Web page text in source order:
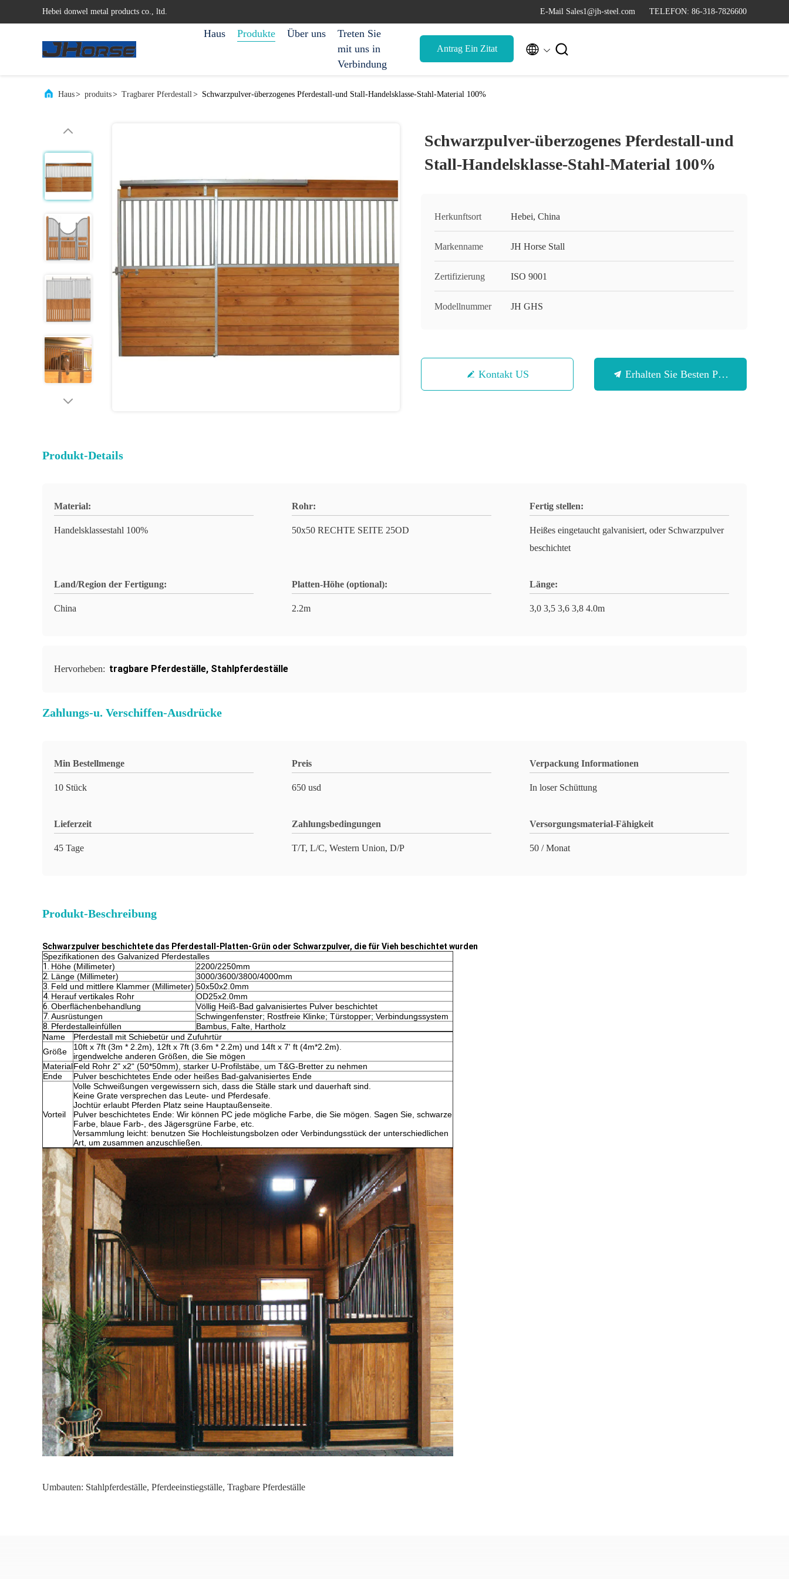
Hebei donwel metal products co., ltd. E-Mail Sales1@jh-steel.com TELEFON: 86-318-7826600
Haus Produkte Über uns
Treten Sie
mit uns in
Verbindung
Antrag Ein Zitat  
Haus> produits> Tragbarer Pferdestall> Schwarzpulver-überzogenes Pferdestall-und Stall-Handelsklasse-Stahl-Material 100%
Schwarzpulver-überzogenes Pferdestall-und
Stall-Handelsklasse-Stahl-Material 100%
Herkunftsort Hebei, China
Markenname JH Horse Stall
Zertifizierung ISO 9001
Modellnummer JH GHS
Kontakt US Erhalten Sie Besten Preis
Produkt-Details
Material:
Handelsklassestahl 100%
Rohr:
50x50 RECHTE SEITE 25OD
Fertig stellen:
Heißes eingetaucht galvanisiert, oder Schwarzpulver
beschichtet
Land/Region der Fertigung:
China
Platten-Höhe (optional):
2.2m
Länge:
3,0 3,5 3,6 3,8 4.0m
Hervorheben: tragbare Pferdeställe, Stahlpferdeställe
Zahlungs-u. Verschiffen-Ausdrücke
Min Bestellmenge
10 Stück
Preis
650 usd
Verpackung Informationen
In loser Schüttung
Lieferzeit
45 Tage
Zahlungsbedingungen
T/T, L/C, Western Union, D/P
Versorgungsmaterial-Fähigkeit
50 / Monat
Produkt-Beschreibung
Schwarzpulver beschichtete das Pferdestall-Platten-Grün oder Schwarzpulver, die für Vieh beschichtet wurden
Spezifikationen des Galvanized Pferdestalles
1. Höhe (Millimeter)
2200/2250mm
2. Länge (Millimeter)
3000/3600/3800/4000mm
3. Feld und mittlere Klammer (Millimeter) 50x50x2.0mm
4. Herauf vertikales Rohr
OD25x2.0mm
6. Oberflächenbehandlung
Völlig Heiß-Bad galvanisiertes Pulver beschichtet
7. Ausrüstungen
Schwingenfenster; Rostfreie Klinke; Türstopper; Verbindungssystem
8. Pferdestalleinfüllen
Bambus, Falte, Hartholz
Name
Pferdestall mit Schiebetür und Zufuhrtür
Größe
10ft x 7ft (3m * 2.2m), 12ft x 7ft (3.6m * 2.2m) und 14ft x 7' ft (4m*2.2m).
irgendwelche anderen Größen, die Sie mögen
MaterialFeld Rohr 2" x2“ (50*50mm), starker U-Profilstäbe, um T&G-Bretter zu nehmen
Ende
Pulver beschichtetes Ende oder heißes Bad-galvanisiertes Ende
Vorteil
Volle Schweißungen vergewissern sich, dass die Ställe stark und dauerhaft sind.
Keine Grate versprechen das Leute- und Pferdesafe.
Jochtür erlaubt Pferden Platz seine Hauptaußenseite.
Pulver beschichtetes Ende: Wir können PC jede mögliche Farbe, die Sie mögen. Sagen Sie, schwarze
Farbe, blaue Farb-, des Jägersgrüne Farbe, etc.
Versammlung leicht: benutzen Sie Hochleistungsbolzen oder Verbindungsstück der unterschiedlichen
Art, um zusammen anzuschließen.
Umbauten: Stahlpferdeställe, Pferdeeinstiegställe, Tragbare Pferdeställe